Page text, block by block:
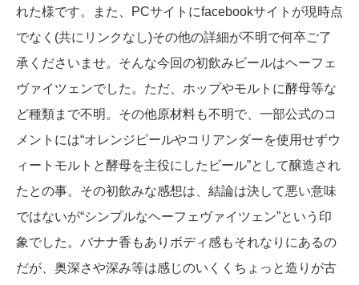
れた様です。また、PCサイトにfacebookサイトが現時点
でなく(共にリンクなし)その他の詳細が不明で何卒ご了
承くださいませ。そんな今回の初飲みビールはヘーフェ
ヴァイツェンでした。ただ、ホップやモルトに酵母等な
ど種類まで不明。その他原材料も不明で、一部公式のコ
メントには“オレンジピールやコリアンダーを使用せずウ
ィートモルトと酵母を主役にしたビール”として醸造され
たとの事。その初飲みな感想は、結論は決して悪い意味
ではないが“シンプルなヘーフェヴァイツェン”という印
象でした。バナナ香もありボディ感もそれなりにあるの
だが、奥深さや深み等は感じのいくくちょっと造りが古